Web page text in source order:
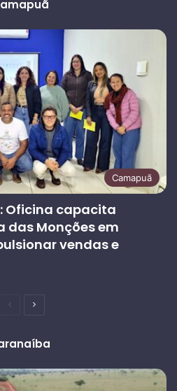
Camapuã
Oficina capacita
das Monções em
vendas e
PáginaPróxima